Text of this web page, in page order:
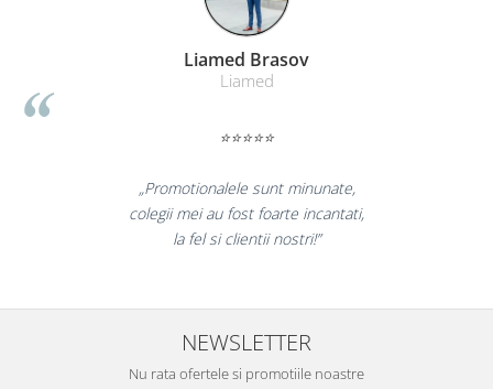
Liamed Brasov
Liamed
⭐⭐⭐⭐⭐
„Promotionalele sunt minunate,
colegii mei au fost foarte incantati,
la fel si clientii nostri!”
NEWSLETTER
Nu rata ofertele si promotiile noastre